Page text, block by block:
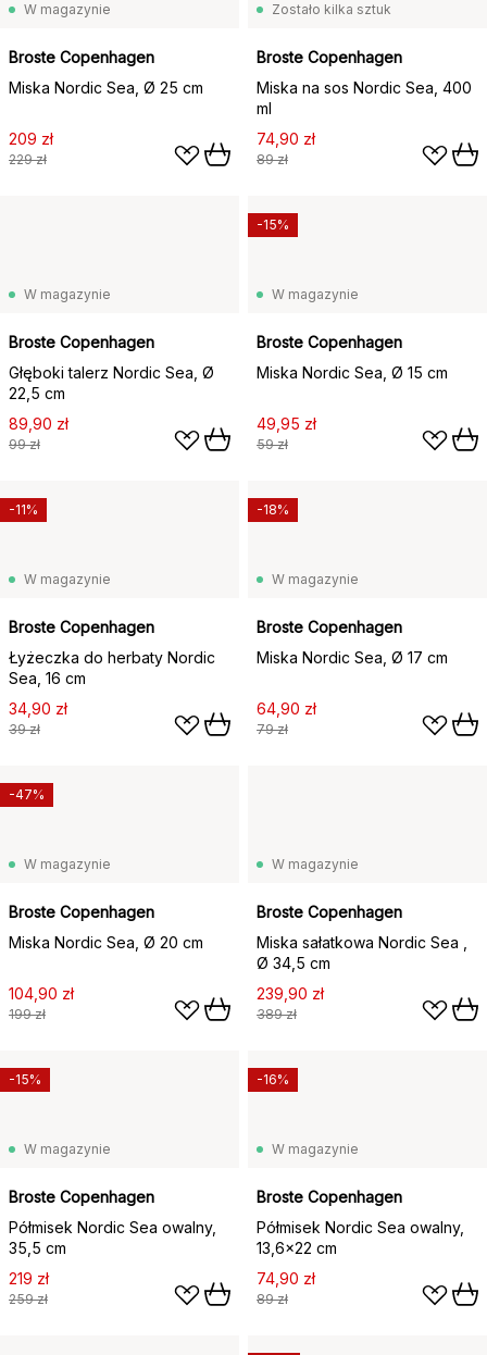
W magazynie
Broste Copenhagen
Miska Nordic Sea, Ø 25 cm
209 zł
229 zł
Zostało kilka sztuk
Broste Copenhagen
Miska na sos Nordic Sea, 400
ml
74,90 zł
89 zł
W magazynie
Broste Copenhagen
Głęboki talerz Nordic Sea, Ø
22,5 cm
89,90 zł
99 zł
W magazynie
Broste Copenhagen
Miska Nordic Sea, Ø 15 cm
49,95 zł
59 zł
-15%
W magazynie
Broste Copenhagen
Łyżeczka do herbaty Nordic
Sea, 16 cm
34,90 zł
39 zł
-11%
W magazynie
Broste Copenhagen
Miska Nordic Sea, Ø 17 cm
64,90 zł
79 zł
-18%
W magazynie
Broste Copenhagen
Miska Nordic Sea, Ø 20 cm
104,90 zł
199 zł
-47%
W magazynie
Broste Copenhagen
Miska sałatkowa Nordic Sea ,
Ø 34,5 cm
239,90 zł
389 zł
W magazynie
Broste Copenhagen
Półmisek Nordic Sea owalny,
35,5 cm
219 zł
259 zł
-15%
W magazynie
Broste Copenhagen
Półmisek Nordic Sea owalny,
13,6x22 cm
74,90 zł
89 zł
-16%